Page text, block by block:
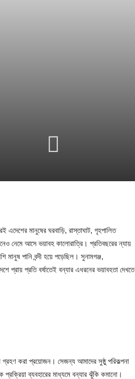
মানুষের ঘরবাড়ি, রাস্তাঘাট, গৃহপালিত
নেমে আসে ভয়াবহ কালােরাত্রি। প্রতিবছরের ন্যায়
পানি বন্দী হয়ে পড়েছিল। সুনামগঞ্জ,
প্রায় প্রতি বর্ষাতেই বন্যার এধরনের ভয়াবহতা দেখতে
গ্রহণ করা প্রয়োজন। সেজন্য আমাদের সুষ্ঠু পরিকল্পনা
ব্যবহারের মাধ্যমে বন্যার ঝুঁকি কমানো।